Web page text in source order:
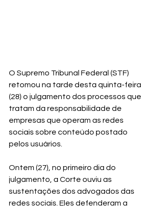
O Supremo Tribunal Federal (STF)
retomou na tarde desta quinta-feira
(28) o julgamento dos processos que
tratam da responsabilidade de
empresas que operam as redes
sociais sobre conteúdo postado
pelos usuários.
Ontem (27), no primeiro dia do
julgamento, a Corte ouviu as
sustentações dos advogados das
redes sociais. Eles defenderam a